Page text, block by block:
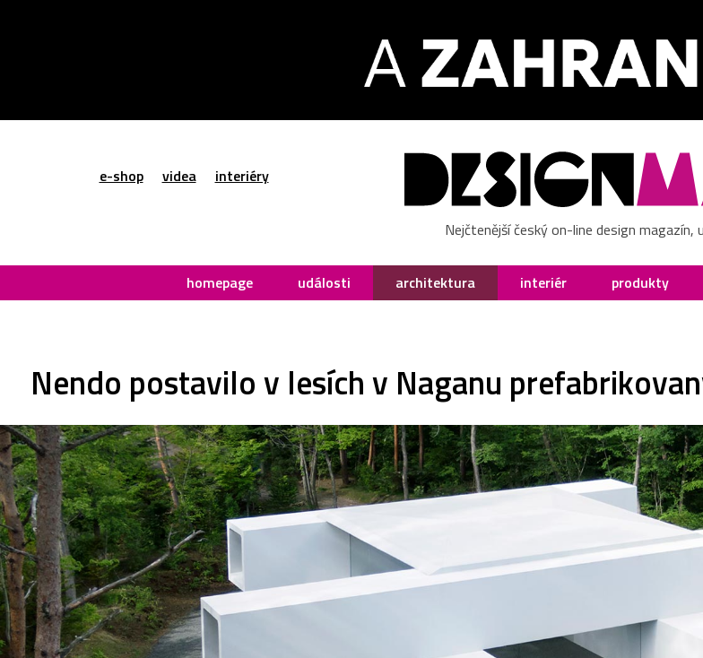
e-shop videa interiéry
Nejčtenější český on-line design magazín,
homepage události architektura interiér produkty
Nendo postavilo v lesích v Naganu